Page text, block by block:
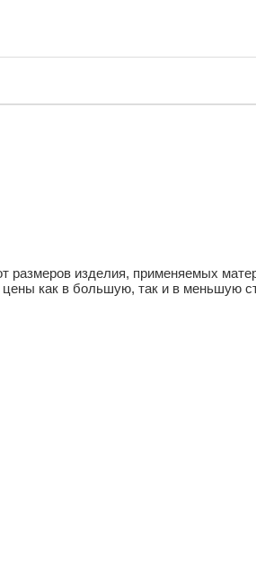
размеров изделия, применяемых
цены как в большую, так и в меньшую